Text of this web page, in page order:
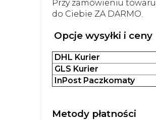
Przy zamówieniu
do Ciebie ZA DARMO.
Opcje wysyłki i ceny
DHL Kurier
GLS Kurier
InPost Paczkomaty
Metody płatności